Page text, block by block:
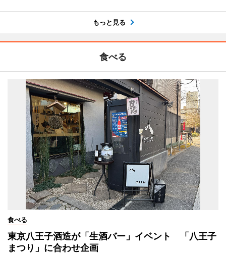
もっと見る
食べる
食べる
東京八王子酒造が「生酒バー」イベント 「八王子
まつり」に合わせ企画